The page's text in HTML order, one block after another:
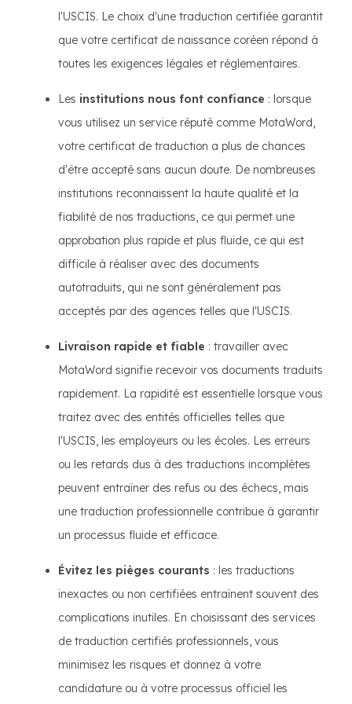
l'USCIS. Le choix d'une traduction certifiée garantit
que votre certificat de naissance coréen répond à
toutes les exigences légales et réglementaires.
Les institutions nous font confiance : lorsque
vous utilisez un service réputé comme MotaWord,
votre certificat de traduction a plus de chances
d'être accepté sans aucun doute. De nombreuses
institutions reconnaissent la haute qualité et la
fiabilité de nos traductions, ce qui permet une
approbation plus rapide et plus fluide, ce qui est
difficile à réaliser avec des documents
autotraduits, qui ne sont généralement pas
acceptés par des agences telles que l'USCIS.
Livraison rapide et fiable : travailler avec
MotaWord signifie recevoir vos documents traduits
rapidement. La rapidité est essentielle lorsque vous
traitez avec des entités officielles telles que
l'USCIS, les employeurs ou les écoles. Les erreurs
ou les retards dus à des traductions incomplètes
peuvent entraîner des refus ou des échecs, mais
une traduction professionnelle contribue à garantir
un processus fluide et efficace.
Évitez les pièges courants : les traductions
inexactes ou non certifiées entraînent souvent des
complications inutiles. En choisissant des services
de traduction certifiés professionnels, vous
minimisez les risques et donnez à votre
candidature ou à votre processus officiel les